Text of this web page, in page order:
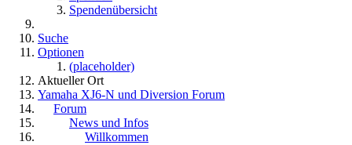
Spendenübersicht
Suche
Optionen
(placeholder)
Aktueller Ort
Yamaha XJ6-N und Diversion Forum
Forum
News und Infos
Willkommen